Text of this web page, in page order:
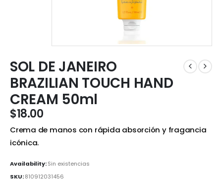
SOL DE JANEIRO
BRAZILIAN TOUCH HAND
CREAM 50ml
$18.00
Crema de manos con rápida absorción y fragancia
icónica.
Availability:Sin existencias
SKU:810912031456